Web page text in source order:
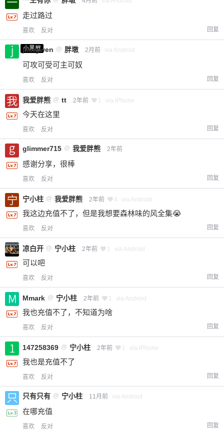
走过路过
喜欢 反对 回复
小黑屋
jiangwen @ 胖墩 2月前 via Android
可攻可受可主可奴
喜欢 反对 回复
我爱胖熊 @ tt 2年前 1 via iPhone
今天在这里
喜欢 反对 回复
glimmer715 @ 我爱胖熊 2年前
感谢分享，很棒
喜欢 反对 回复
宁小柱 @ 我爱胖熊 2年前 4 via Android
我这边充值不了，但是我想要森林味的风全集😭
喜欢 反对 回复
凉白开 @ 宁小柱 2年前 1 via Android
可以吧
喜欢 反对 回复
Mmark @ 宁小柱 2年前 1 via Android
我也充值不了，不知道为啥
喜欢 反对 回复
147258369 @ 宁小柱 2年前 1 via iPhone
我也是充值不了
喜欢 反对 回复
只有只有 @ 宁小柱 11月前 via Android
在哪充值
喜欢 反对 回复